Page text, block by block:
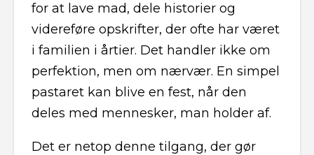
for at lave mad, dele historier og
videreføre opskrifter, der ofte har været
i familien i årtier. Det handler ikke om
perfektion, men om nærvær. En simpel
pastaret kan blive en fest, når den
deles med mennesker, man holder af.
Det er netop denne tilgang, der gør